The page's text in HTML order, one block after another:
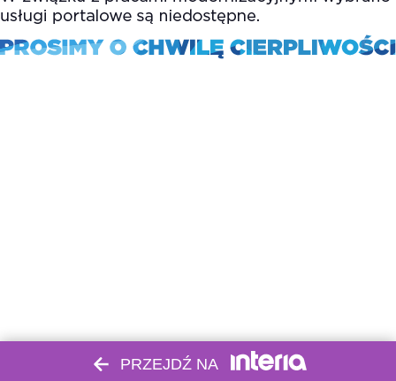
PRZEJDŹ NA